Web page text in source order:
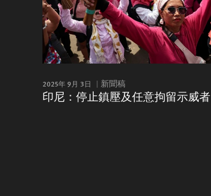
2025年 9月 3日 新聞稿
印尼：停止鎮壓及任意拘留示威者